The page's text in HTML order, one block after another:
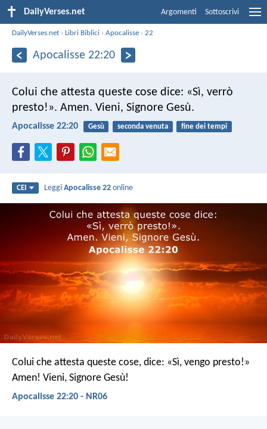
DailyVerses.net Argomenti Sottoscrivi
DailyVerses.net ›Libri Biblici ›Apocalisse ›22
Apocalisse 22:20
Colui che attesta queste cose dice: «Sì, verrò
presto!». Amen. Vieni, Signore Gesù.
Apocalisse 22:20 Gesù seconda venuta fine dei tempi
CEI LeggiApocalisse 22 online
Colui che attesta queste cose, dice: «Sì, vengo presto!»
Amen! Vieni, Signore Gesù!
Apocalisse 22:20 - NR06